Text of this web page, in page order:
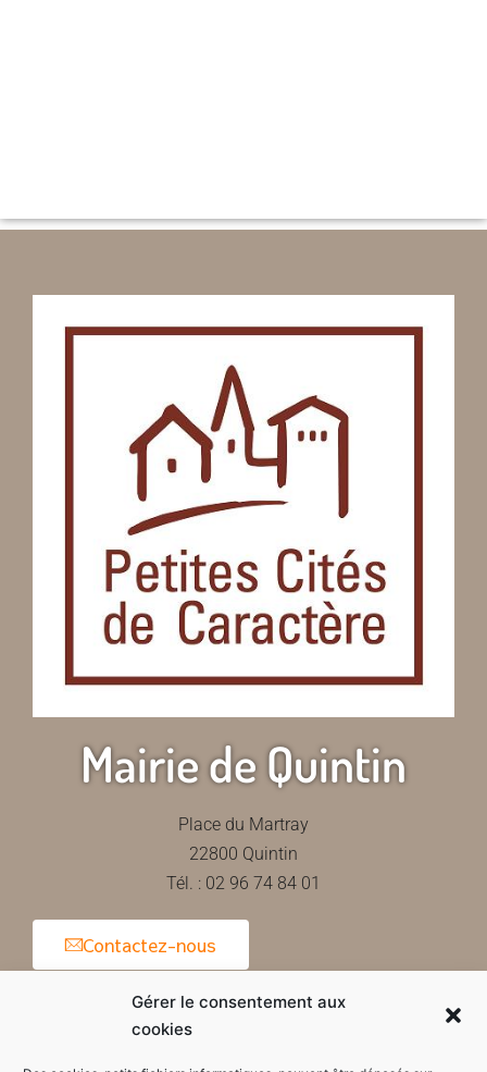
Gérer le consentement aux
cookies
Mairie de Quintin
Place du Martray
22800 Quintin
Tél. : 02 96 74 84 01
Contactez-nous